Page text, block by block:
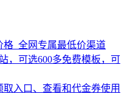
格_全网专属最低价渠道
，可选600多免费模板，可
入口、查看和代金券使用